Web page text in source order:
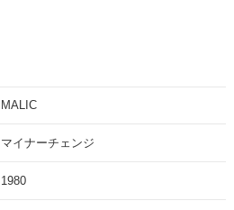
MALIC
マイナーチェンジ
1980